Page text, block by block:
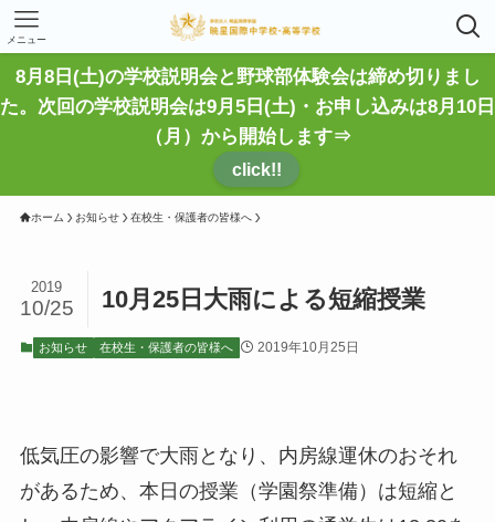
メニュー
8月8日(土)の学校説明会と野球部体験会は締め切りまし
た。次回の学校説明会は9月5日(土)・お申し込みは8月10日
（月）から開始します⇒
click!!
ホーム お知らせ 在校生・保護者の皆様へ
10月25日大雨による短縮授業
2019
10/25
お知らせ 在校生・保護者の皆様へ 2019年10月25日
低気圧の影響で大雨となり、内房線運休のおそれ
があるため、本日の授業（学園祭準備）は短縮と